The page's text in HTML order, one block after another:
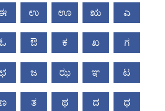
ಉ ಊ ಋ ಎ
ಓ ಔ ಕ ಖ ಗ
ಜ ಝ ಞ ಟ
ಣ ತ ಥ ದ ಧ